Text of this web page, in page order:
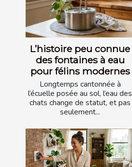
L’histoire peu connue
des fontaines à eau
pour félins modernes
Longtemps cantonnée à
l’écuelle posée au sol, l’eau des
chats change de statut, et pas
seulement...